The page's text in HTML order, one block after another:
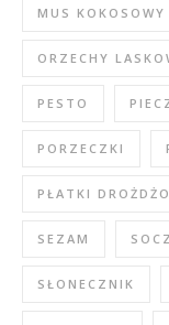
MUS KOKOSOWY
ORZECHY
PESTO
PORZECZKI
PŁATKI
SEZAM
SŁONECZNIK